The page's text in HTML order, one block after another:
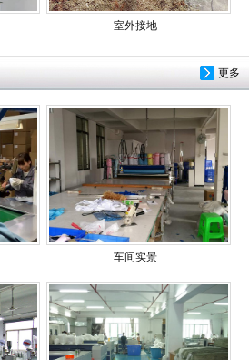
室外接地
更多
车间实景